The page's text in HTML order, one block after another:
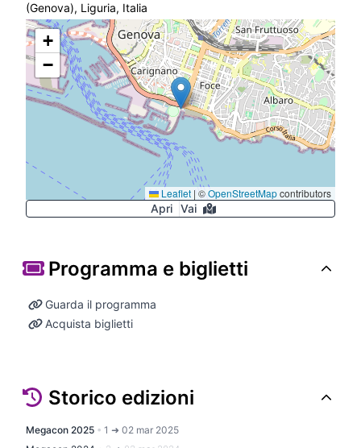
(Genova), Liguria, Italia
+
−
Leaflet | ©OpenStreetMapcontributors
Apri
Vai
Programma e biglietti
Guarda il programma
Acquista biglietti
Storico edizioni
Megacon 2025 • 1 ➜ 02 mar 2025